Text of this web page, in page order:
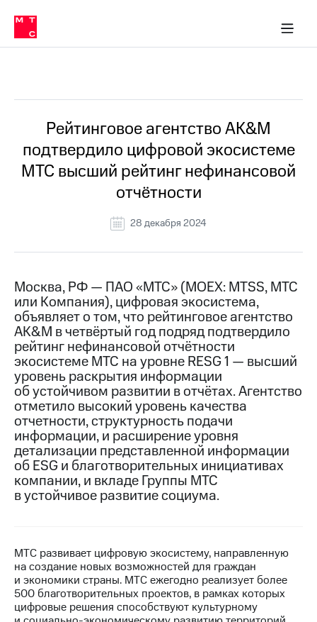
Медиа-центр
и акционерам
Устойчивое развитие
Комплаенс и деловая этика
компании
Карьера
История
компании
Руководство
информация
Медиа-центр
Пресс-
релизы
МТС
о технологиях
Достижения
Интервью
Финансовая
отчетность
Контакты
Новости
и акционерам
Корпоративное
управление
Корпоративный
в МТС
Пресс-
релизы
МТС
о технологиях
Рейтинговое агентство AK&M
подтвердило цифровой экосистеме
МТС высший рейтинг нефинансовой
отчётности
28 декабря 2024
Москва, РФ — ПАО «МТС» (MOEX: MTSS, МТС
или Компания), цифровая экосистема,
объявляет о том, что рейтинговое агентство
AK&M в четвёртый год подряд подтвердило
рейтинг нефинансовой отчётности
экосистеме МТС на уровне RESG 1 — высший
уровень раскрытия информации
об устойчивом развитии в отчётах. Агентство
отметило высокий уровень качества
отчетности, структурность подачи
информации, и расширение уровня
детализации представленной информации
об ESG и благотворительных инициативах
компании, и вкладе Группы МТС
в устойчивое развитие социума.
МТС развивает цифровую экосистему, направленную
на создание новых возможностей для граждан
и экономики страны. МТС ежегодно реализует более
500 благотворительных проектов, в рамках которых
цифровые решения способствуют культурному